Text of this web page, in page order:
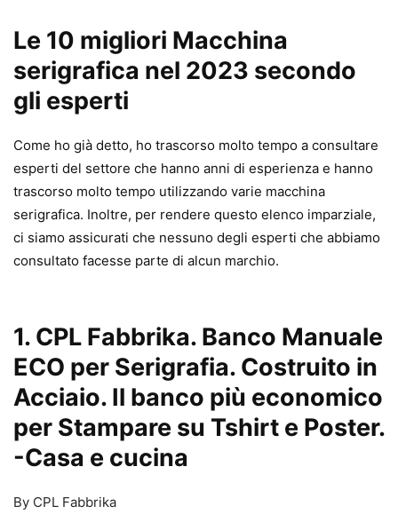
Le 10 migliori Macchina
serigrafica nel 2023 secondo
gli esperti
Come ho già detto, ho trascorso molto tempo a consultare
esperti del settore che hanno anni di esperienza e hanno
trascorso molto tempo utilizzando varie macchina
serigrafica. Inoltre, per rendere questo elenco imparziale,
ci siamo assicurati che nessuno degli esperti che abbiamo
consultato facesse parte di alcun marchio.
1. CPL Fabbrika. Banco Manuale
ECO per Serigrafia. Costruito in
Acciaio. Il banco più economico
per Stampare su Tshirt e Poster.
-Casa e cucina
By CPL Fabbrika